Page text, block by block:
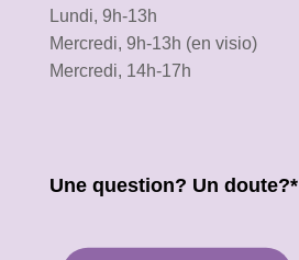
Lundi, 9h-13h
Mercredi, 9h-13h (en visio)
Mercredi, 14h-17h
Une question? Un doute?*